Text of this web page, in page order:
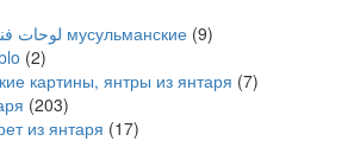
لوحات فنيه بالكهرمان мусульманские (9)
(2)
картины, янтры из янтаря (7)
(203)
из янтаря (17)